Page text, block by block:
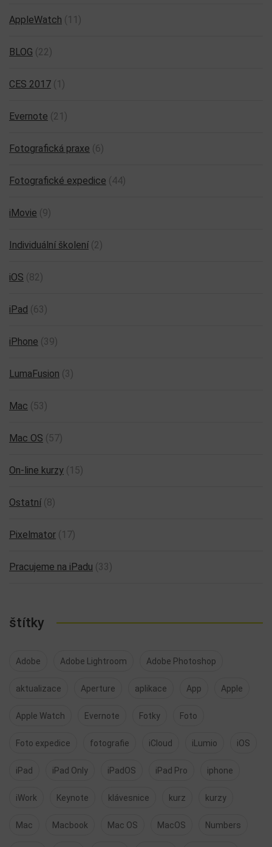
AppleWatch (11)
BLOG (22)
CES 2017 (1)
Evernote (21)
Fotografická praxe (6)
Fotografické expedice (44)
iMovie (9)
Individuální školení (2)
iOS (82)
iPad (63)
iPhone (39)
LumaFusion (3)
Mac (53)
Mac OS (57)
On-line kurzy (15)
Ostatní (8)
Pixelmator (17)
Pracujeme na iPadu (33)
štítky
Adobe Adobe Lightroom Adobe Photoshop
aktualizace Aperture aplikace App Apple
Apple Watch Evernote Fotky Foto
Foto expedice fotografie iCloud iLumio iOS
iPad iPad Only iPadOS iPad Pro iphone
iWork Keynote klávesnice kurz kurzy
Mac Macbook Mac OS MacOS Numbers